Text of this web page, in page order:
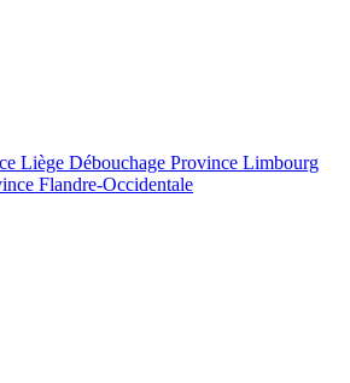
Liège Débouchage Province Limbourg
Flandre-Occidentale